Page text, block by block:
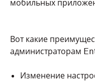
мобильных
Вот какие
администраторам
Изменение